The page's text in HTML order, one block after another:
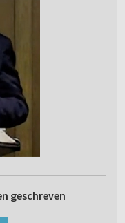
geschreven